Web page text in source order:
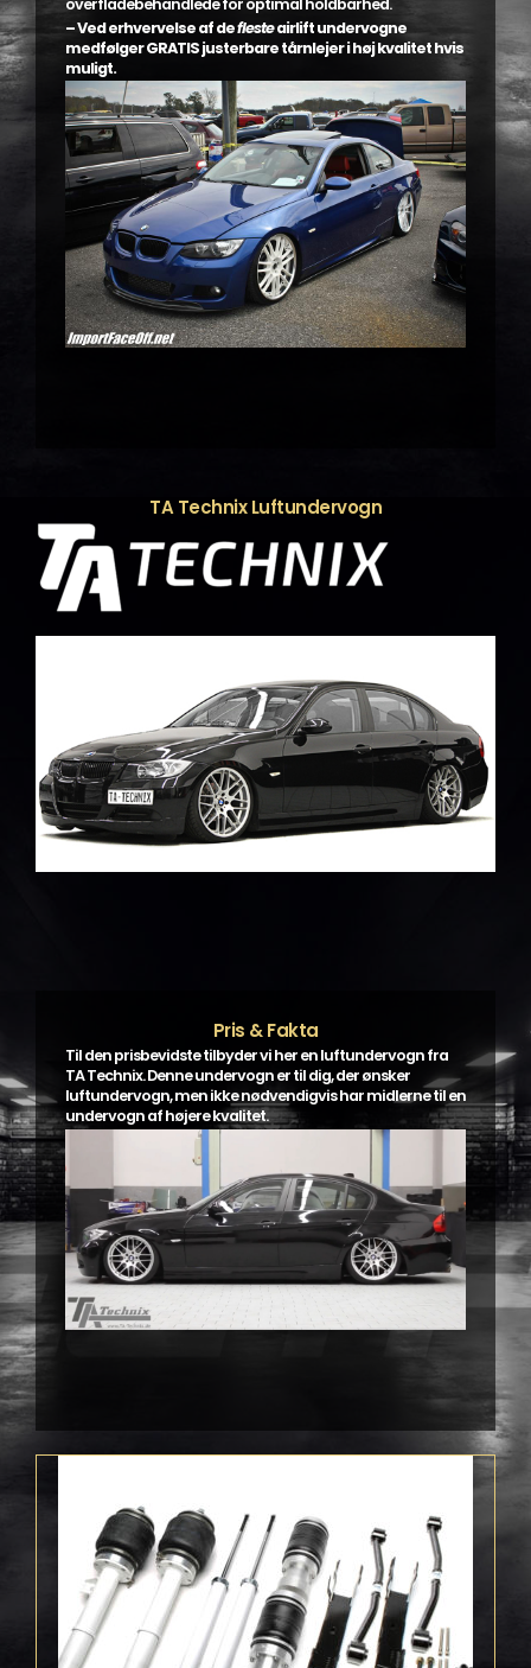
overfladebehandlede for optimal holdbarhed.
– Ved erhvervelse af deflesteairlift undervogne
medfølger GRATIS justerbare tårnlejer i høj kvalitet hvis
muligt.
TA Technix Luftundervogn
Pris & Fakta
Til den prisbevidste tilbyder vi her en luftundervogn fra
TA Technix. Denne undervogn er til dig, der ønsker
luftundervogn, men ikke nødvendigvis har midlerne til en
undervogn af højere kvalitet.